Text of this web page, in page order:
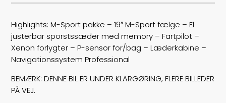
ABS bremser
Airbags
Vægt
Highlights: M-Sport pakke – 19″ M-Sport fælge – El
justerbar sporstssæder med memory – Fartpilot –
Xenon forlygter – P-sensor for/bag – Læderkabine –
Navigationssystem Professional
BEMÆRK: DENNE BIL ER UNDER KLARGØRING, FLERE BILLEDER
PÅ VEJ.